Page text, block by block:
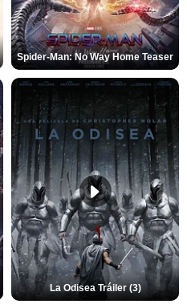
Spider-Man: No Way Home Teaser
La Odisea Tráiler (3)